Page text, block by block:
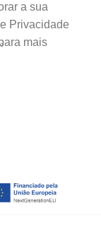
a sua
Privacidade
mais